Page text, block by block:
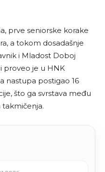
prve seniorske korake
a tokom dosadašnje
i Mladost Doboj
proveo je u HNK
nastupa postigao 16
što ga svrstava među
takmičenja.